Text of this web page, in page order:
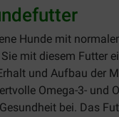
Hunde mit
mit diesem Futter
und Aufbau der
Omega-3- und
bei. Das